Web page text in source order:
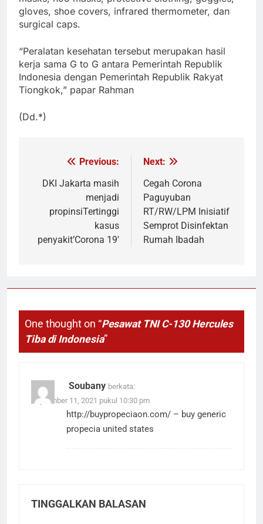
gloves, shoe covers, infrared thermometer, dan
surgical caps.
“Peralatan kesehatan tersebut merupakan hasil
kerja sama G to G antara Pemerintah Republik
Indonesia dengan Pemerintah Republik Rakyat
Tiongkok,” papar Rahman
(Dd.*)
Navigasi
pos
Previous:
DKI Jakarta masih
menjadi
propinsiTertinggi
kasus
penyakit’Corona 19′
Next:
Cegah Corona
Paguyuban
RT/RW/LPM Inisiatif
Semprot Disinfektan
Rumah Ibadah
One thought on “Pesawat TNI C-130 Hercules
Tiba di Indonesia”
Soubany berkata:
September 11, 2021 pukul 10:30 pm
http://buypropeciaon.com/ – buy generic
propecia united states
TINGGALKAN BALASAN